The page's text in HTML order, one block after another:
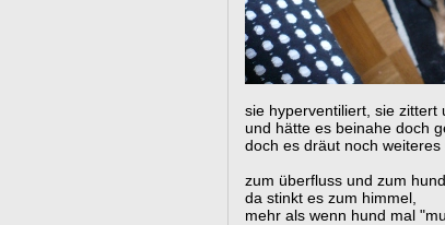
sie hyperventiliert, sie zittert
und hätte es beinahe doch
doch es dräut noch weiteres
zum überfluss und zum
da stinkt es zum himmel,
mehr als wenn hund mal